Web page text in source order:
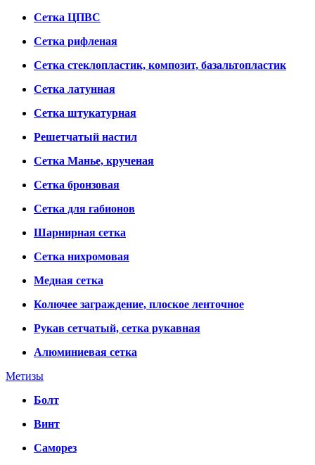
Сетка ЦПВС
Сетка рифленая
Сетка стеклопластик, композит, базальтопластик
Сетка латунная
Сетка штукатурная
Решетчатый настил
Сетка Манье, крученая
Сетка бронзовая
Сетка для габионов
Шарнирная сетка
Сетка нихромовая
Медная сетка
Колючее заграждение, плоское ленточное
Рукав сетчатый, сетка рукавная
Алюминиевая сетка
Метизы
Болт
Винт
Саморез